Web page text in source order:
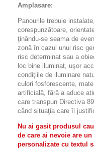
Amplasare:
Panourile trebuie
corespunzătoare,
ţinându-se seama de
zonă în cazul unui risc
risc determinat sau a
loc bine iluminat, uşor
condiţiile de iluminare
culori fosforescente,
artificială, fără a aduce
care transpun Directiva
când situaţia care îl
Nu ai gasit produsul
de care ai nevoie are
personalizate cu textul